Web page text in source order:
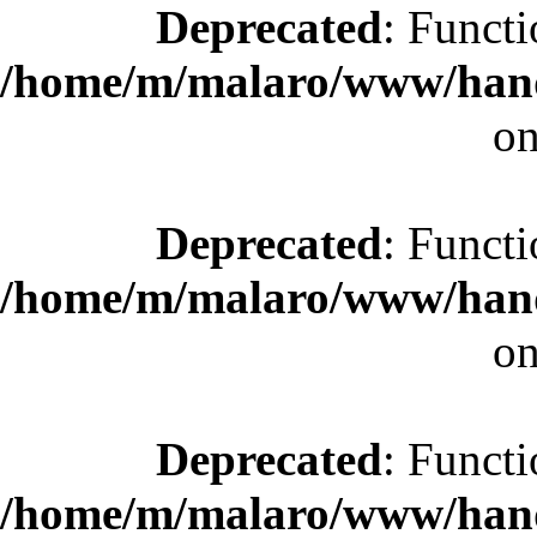
Deprecated:
/home/m/malaro/www/
Deprecated:
/home/m/malaro/www/
Deprecated:
/home/m/malaro/www/